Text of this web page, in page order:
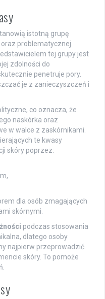
istotną grupę
problematycznej.
tej grupy jest
zdolności do
penetruje pory.
je z zanieczyszczeń i
co oznacza, że
naskórka oraz
w walce z zaskórnikami.
te kwasy
skóry poprzez:
dla osób zmagających
skórnymi.
podczas stosowania
dlatego osoby
najpierw przeprowadzić
skóry. To pomoże